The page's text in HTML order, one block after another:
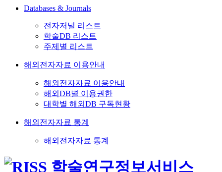
Databases & Journals
전자저널 리스트
학술DB 리스트
주제별 리스트
해외전자자료 이용안내
해외전자자료 이용안내
해외DB별 이용권한
대학별 해외DB 구독현황
해외전자자료 통계
해외전자자료 통계